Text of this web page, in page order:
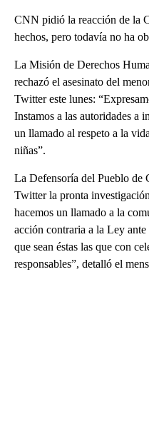
CNN pidió la reacción de la
hechos, pero todavía no ha
La Misión de Derechos
rechazó el asesinato del
Twitter este lunes:
Instamos a las autoridades a
un llamado al respeto a la
niñas”.
La Defensoría del Pueblo de
Twitter la pronta
hacemos un llamado a la
acción contraria a la Ley ante
que sean éstas las que con
responsables”, detalló el